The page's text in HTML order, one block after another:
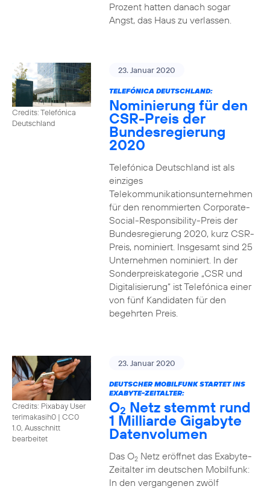
Prozent hatten danach sogar
Angst, das Haus zu verlassen.
Credits: Telefónica
Deutschland
23. Januar 2020
TELEFÓNICA DEUTSCHLAND:
Nominierung für den
CSR-Preis der
Bundesregierung
2020
Telefónica Deutschland ist als
einziges
Telekommunikationsunternehmen
für den renommierten Corporate-
Social-Responsibility-Preis der
Bundesregierung 2020, kurz CSR-
Preis, nominiert. Insgesamt sind 25
Unternehmen nominiert. In der
Sonderpreiskategorie „CSR und
Digitalisierung“ ist Telefónica einer
von fünf Kandidaten für den
begehrten Preis.
Credits: Pixabay User
terimakasih0 | CC0
1.0, Ausschnitt
bearbeitet
23. Januar 2020
DEUTSCHER MOBILFUNK STARTET INS
EXABYTE-ZEITALTER:
O2 Netz stemmt rund
1 Milliarde Gigabyte
Datenvolumen
Das O2Netz eröffnet das Exabyte-
Zeitalter im deutschen Mobilfunk:
In den vergangenen zwölf